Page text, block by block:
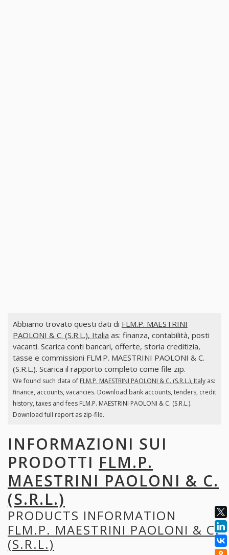
Abbiamo trovato questi dati di FLM.P. MAESTRINI
PAOLONI & C. (S.R.L.), Italia as: finanza, contabilità, posti
vacanti. Scarica conti bancari, offerte, storia creditizia,
tasse e commissioni FLM.P. MAESTRINI PAOLONI & C.
(S.R.L.). Scarica il rapporto completo come file zip.
We found such data of FLM.P. MAESTRINI PAOLONI & C. (S.R.L.), Italyas:
finance, accounts, vacancies. Download bank accounts, tenders, credit
history, taxes and fees FLM.P. MAESTRINI PAOLONI & C. (S.R.L.).
Download full report as zip-file.
INFORMAZIONI SUI
PRODOTTI FLM.P.
MAESTRINI PAOLONI & C.
(S.R.L.)
PRODUCTS INFORMATION
FLM.P. MAESTRINI PAOLONI & C.
(S.R.L.)